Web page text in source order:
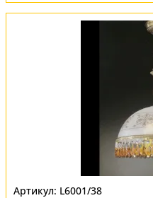
L6001/38